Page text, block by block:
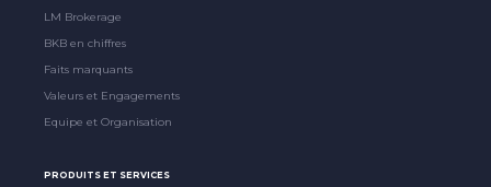
LM Brokerage
BKB en chiffres
Faits marquants
Valeurs et Engagements
Equipe et Organisation
PRODUITS ET SERVICES